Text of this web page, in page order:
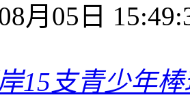
月05日
15支青少年